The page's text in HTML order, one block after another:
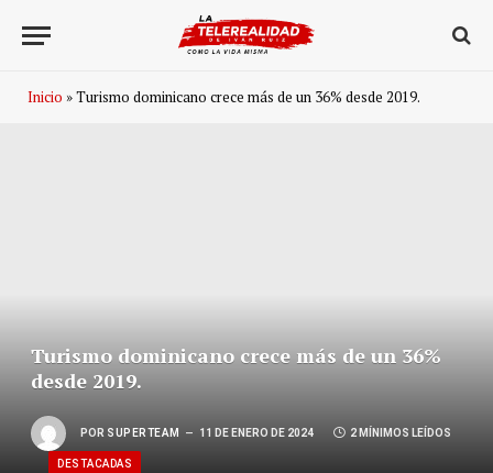
Inicio »Turismo dominicano crece más de un 36% desde 2019.
Turismo dominicano crece más de un 36%
desde 2019.
POR SUPERTEAM 11 DE ENERO DE 2024 2 MÍNIMOS LEÍDOS
DESTACADAS